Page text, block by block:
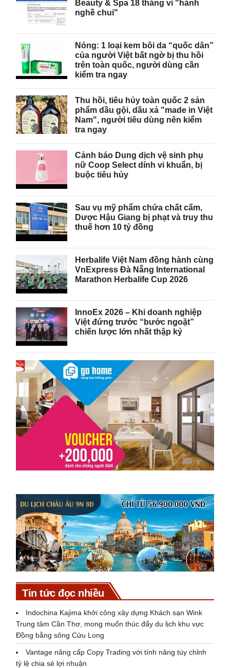
Beauty & Spa 18 tháng vì "hành
nghề chui"
Nóng: 1 loại kem bôi da “quốc dân”
của người Việt bất ngờ bị thu hồi
trên toàn quốc, người dùng cần
kiểm tra ngay
Thu hồi, tiêu hủy toàn quốc 2 sản
phẩm dầu gội, dầu xả "made in Việt
Nam", người tiêu dùng nên kiểm
tra ngay
Cảnh báo Dung dịch vệ sinh phụ
nữ Coop Select dính vi khuẩn, bị
buộc tiêu hủy
Sau vụ mỹ phẩm chứa chất cấm,
Dược Hậu Giang bị phạt và truy thu
thuế hơn 10 tỷ đồng
Herbalife Việt Nam đồng hành cùng
VnExpress Đà Nẵng International
Marathon Herbalife Cup 2026
InnoEx 2026 – Khi doanh nghiệp
Việt đứng trước “bước ngoặt”
chiến lược lớn nhất thập kỷ
Tin tức đọc nhiều
Indochina Kajima khởi công xây dựng Khách sạn Wink
Trung tâm Cần Thơ, mong muốn thúc đẩy du lịch khu vực
Đồng bằng sông Cửu Long
Vantage nâng cấp Copy Trading với tính năng tùy chỉnh
tỷ lệ chia sẻ lợi nhuận